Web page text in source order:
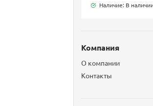
Наличие: В
Компания
О компании
Контакты